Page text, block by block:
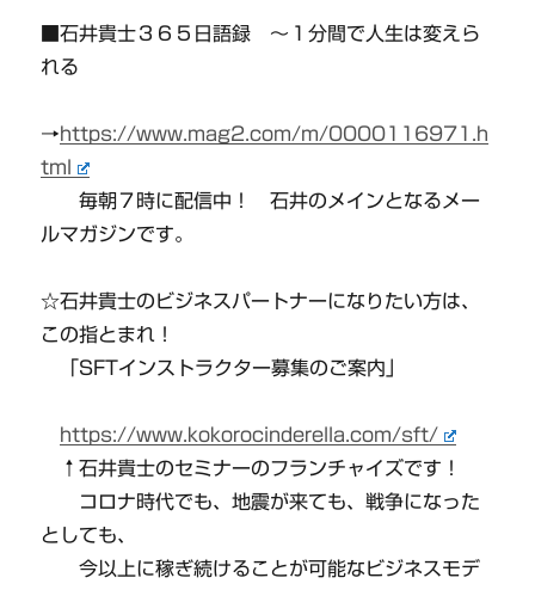
■石井貴士３６５日語録 〜１分間で人生は変えら
れる
→https://www.mag2.com/m/0000116971.h
tml
毎朝７時に配信中！ 石井のメインとなるメー
ルマガジンです。
☆石井貴士のビジネスパートナーになりたい方は、
この指とまれ！
「SFTインストラクター募集のご案内」
https://www.kokorocinderella.com/sft/
↑石井貴士のセミナーのフランチャイズです！
コロナ時代でも、地震が来ても、戦争になった
としても、
今以上に稼ぎ続けることが可能なビジネスモデ